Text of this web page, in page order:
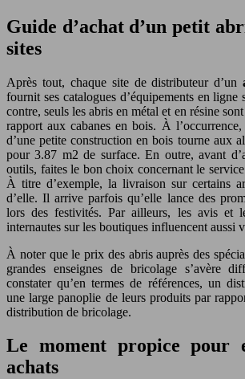
Guide d’achat d’un petit
sites
Après tout, chaque site de distributeur d’un
fournit ses catalogues d’équipements en ligne
contre, seuls les abris en métal et en résine
rapport aux cabanes en bois. À
d’une petite construction en bois tourne aux
pour 3.87 m2 de surface. En outre, avant
outils, faites le bon choix concernant le
À titre d’exemple, la livraison sur certains
d’elle. Il arrive parfois qu’elle lance des
lors des festivités. Par ailleurs, les avis et
internautes sur les boutiques influencent aussi
À noter que le prix des abris auprès des
grandes enseignes de bricolage s’avère
constater qu’en termes de références, un
une large panoplie de leurs produits par
distribution de bricolage.
Le moment propice pour
achats